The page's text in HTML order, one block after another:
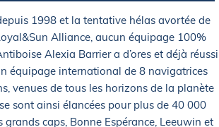
1998 et la tentative hélas avortée de
Alliance, aucun équipage 100%
Alexia Barrier a d’ores et déjà réussi
équipage international de 8 navigatrices
venues de tous les horizons de la planète
sont ainsi élancées pour plus de 40 000
caps, Bonne Espérance, Leeuwin et